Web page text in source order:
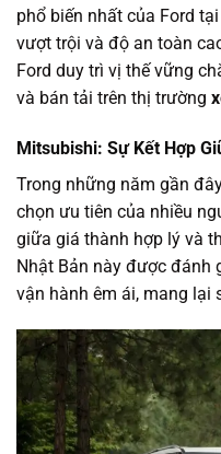
phổ biến nhất của Ford
vượt trội và độ an toàn
Ford duy trì vị thế vững
và bán tải trên thị trường
Mitsubishi: Sự Kết Hợp
Trong những năm gần
chọn ưu tiên của nhiều
giữa giá thành hợp lý và
Nhật Bản này được đánh
vận hành êm ái, mang lại